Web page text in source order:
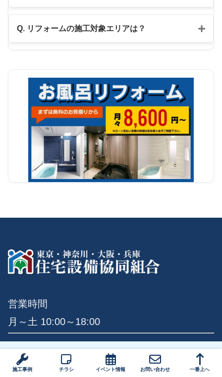
Q. リフォームの施工対象エリアは？
営業時間
月～土 10:00～18:00
リフォーム箇所
施工事例 チラシ イベント情報 お問い合わせ 一番上へ